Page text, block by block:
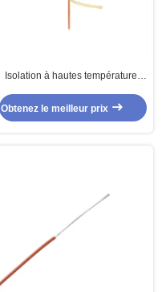
Isolation à hautes températures
D'OEIL de câble de téflon
Obtenez le meilleur prix